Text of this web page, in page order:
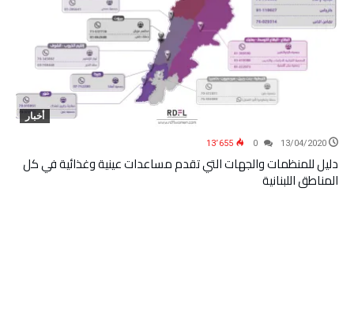
أخبار
13/04/2020 13٬655
دليل للمنظمات والجهات التي تقدم مساعدات عينية وغذائية في كل
المناطق اللبنانية